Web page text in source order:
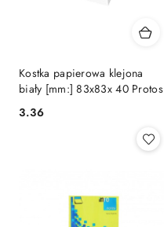
Kostka papierowa klejona
biały [mm:] 83x83x 40 Protos
Cena:
3.36